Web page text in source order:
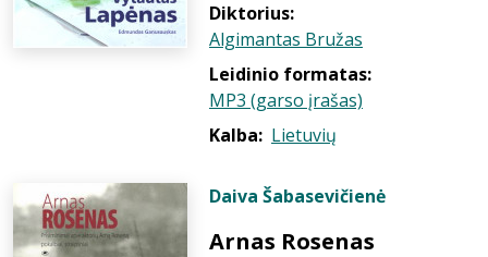
Diktorius:
Algimantas Bružas
Leidinio formatas:
MP3 (garso įrašas)
Kalba: Lietuvių
Daiva Šabasevičienė
Arnas Rosenas